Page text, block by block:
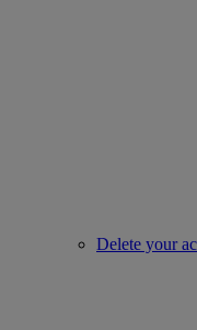
Delete your